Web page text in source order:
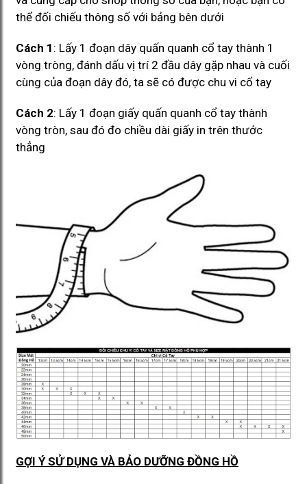
thể đối chiếu thông số với bảng bên dưới
Cách 1 : Lấy 1 đoạn dây quấn quanh cổ tay thành 1
vòng tròng, đánh dấu vị trí 2 đầu dây gặp nhau và cuối
cùng của đoạn dây đó, ta sẽ có được chu vi cổ tay
Cách 2: Lấy 1 đoạn giấy quấn quanh cổ tay thành
vòng tròn, sau đó đo chiều dài giấy in trên thước
thẳng
GỢI Ý SỬ DỤNG VÀ BẢO DƯỠNG ĐỒNG HỒ